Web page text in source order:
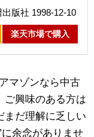
版社 1998-12-10
楽天市場で購入
マゾンなら中古
ご興味のある方は
まだ理解に乏しい
余念がありませ